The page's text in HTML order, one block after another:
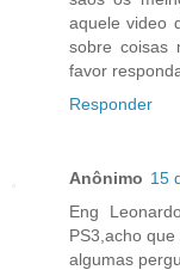
aquele video
sobre coisas
favor
Responder
Anônimo 15
Eng
PS3,acho
algumas